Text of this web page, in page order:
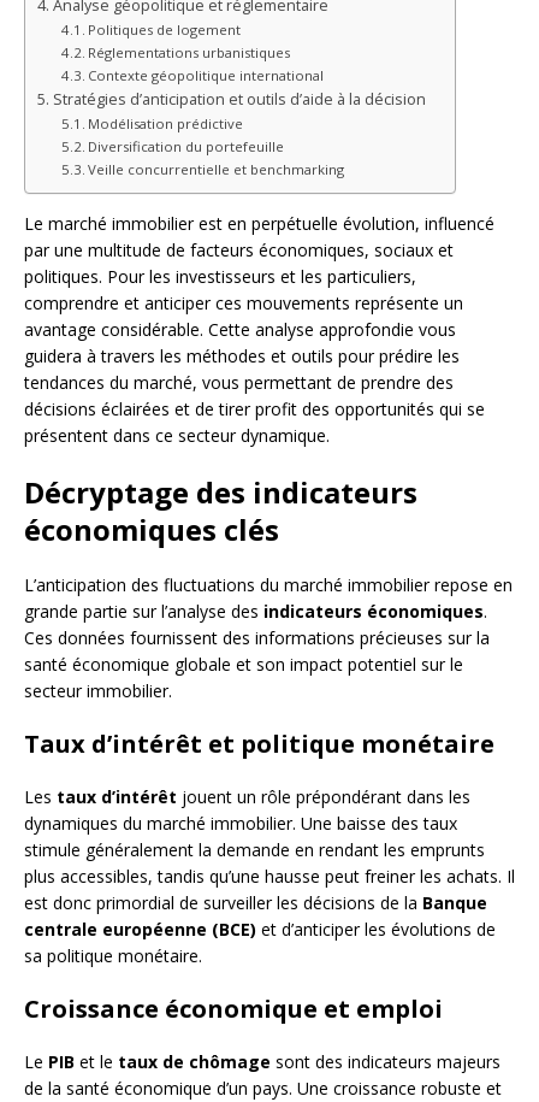
Analyse géopolitique et réglementaire
Politiques de logement
Réglementations urbanistiques
Contexte géopolitique international
Stratégies d’anticipation et outils d’aide à la décision
Modélisation prédictive
Diversification du portefeuille
Veille concurrentielle et benchmarking
Le marché immobilier est en perpétuelle évolution, influencé
par une multitude de facteurs économiques, sociaux et
politiques. Pour les investisseurs et les particuliers,
comprendre et anticiper ces mouvements représente un
avantage considérable. Cette analyse approfondie vous
guidera à travers les méthodes et outils pour prédire les
tendances du marché, vous permettant de prendre des
décisions éclairées et de tirer profit des opportunités qui se
présentent dans ce secteur dynamique.
Décryptage des indicateurs
économiques clés
L’anticipation des fluctuations du marché immobilier repose en
grande partie sur l’analyse des indicateurs économiques.
Ces données fournissent des informations précieuses sur la
santé économique globale et son impact potentiel sur le
secteur immobilier.
Taux d’intérêt et politique monétaire
Les taux d’intérêt jouent un rôle prépondérant dans les
dynamiques du marché immobilier. Une baisse des taux
stimule généralement la demande en rendant les emprunts
plus accessibles, tandis qu’une hausse peut freiner les achats. Il
est donc primordial de surveiller les décisions de la Banque
centrale européenne (BCE) et d’anticiper les évolutions de
sa politique monétaire.
Croissance économique et emploi
Le PIB et le taux de chômage sont des indicateurs majeurs
de la santé économique d’un pays. Une croissance robuste et